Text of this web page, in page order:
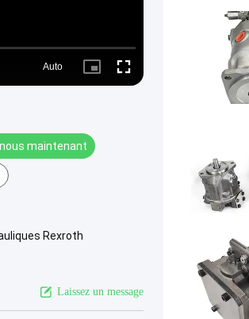
Auto
Picture- Fullscreen
maintenant
Rexroth
Laissez un message